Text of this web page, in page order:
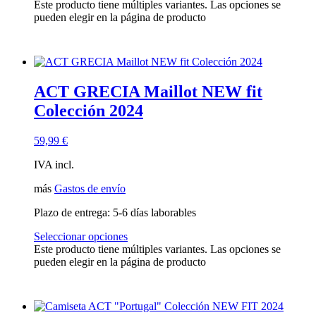
Este producto tiene múltiples variantes. Las opciones se
pueden elegir en la página de producto
ACT GRECIA Maillot NEW fit
Colección 2024
59,99 €
IVA incl.
más Gastos de envío
Plazo de entrega: 5-6 días laborables
Seleccionar opciones
Este producto tiene múltiples variantes. Las opciones se
pueden elegir en la página de producto